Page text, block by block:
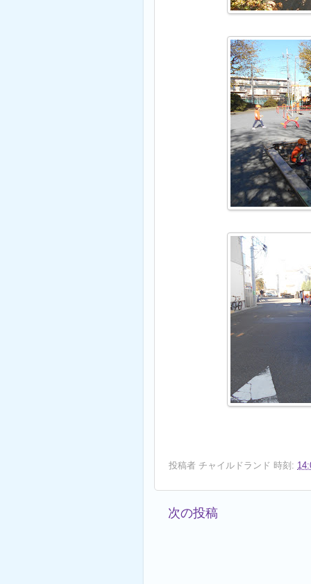
投稿者 チャイルドランド 時刻:
次の投稿